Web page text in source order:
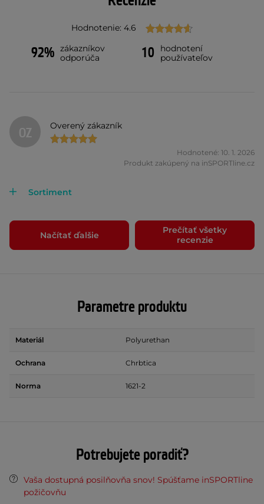
Hodnotenie: 4.6
92% zákazníkov
odporúča
10
hodnotení
používateľov
OZ Overený zákazník
Hodnotené: 10. 1. 2026
Produkt zakúpený na inSPORTline.cz
Sortiment
Načítať ďalšie
Prečítať všetky
recenzie
Parametre produktu
Materiál Polyurethan
Ochrana Chrbtica
Norma 1621-2
Potrebujete poradiť?
Vaša dostupná posilňovňa snov! Spúšťame inSPORTline
požičovňu